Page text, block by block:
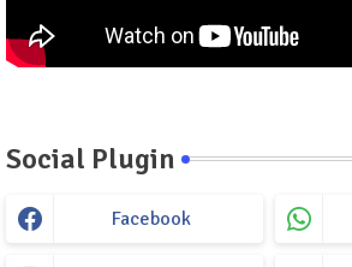
Social Plugin
Facebook